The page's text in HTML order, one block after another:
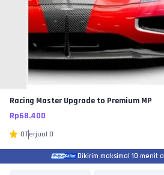
Racing Master Upgrade to Premium MP
Rp68.400
0Terjual 0
Dikirim maksimal 10 menit